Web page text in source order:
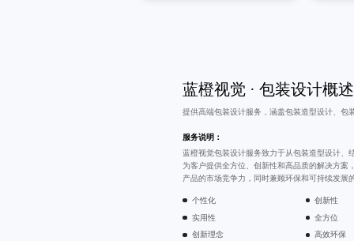
蓝橙视觉 · 包装设计概述
提供高端包装设计服务，涵盖包装造型设计、 包
服务说明：
蓝橙视觉包装设计服务致力于从包装造型设计、
为客户提供全方位、创新性和高品质的解决方案
产品的市场竞争力，同时兼顾环保和可持续发展
个性化
创新性
实用性
全方位
创新理念
高效环保